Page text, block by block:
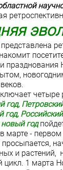
празднования
четыре
год,
год,
год
марте -
и растений,
цикл. 1 марта